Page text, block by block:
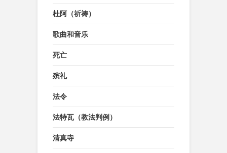
杜阿（祈祷）
歌曲和音乐
死亡
殡礼
法令
法特瓦（教法判例）
清真寺